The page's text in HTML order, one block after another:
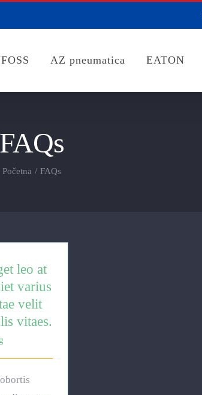
AZ pneumatica EATON
FAQs
Početna FAQs
leo at
varius
velit
vitaes.